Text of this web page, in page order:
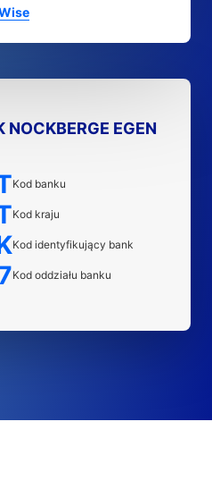
NOCKBERGE EGEN
Kod banku
Kod kraju
Kod identyfikujący bank
Kod oddziału banku